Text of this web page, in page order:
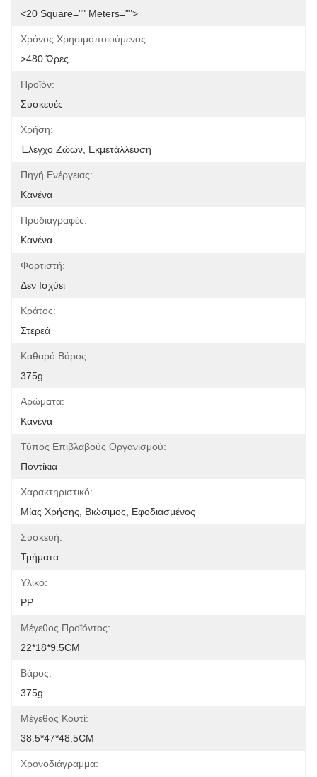
<20 Square="" Meters="">
Χρόνος Χρησιμοποιούμενος:
>480 Ώρες
Προϊόν:
Συσκευές
Χρήση:
Έλεγχο Ζώων, Εκμετάλλευση
Πηγή Ενέργειας:
Κανένα
Προδιαγραφές:
Κανένα
Φορτιστή:
Δεν Ισχύει
Κράτος:
Στερεά
Καθαρό Βάρος:
375g
Αρώματα:
Κανένα
Τύπος Επιβλαβούς Οργανισμού:
Ποντίκια
Χαρακτηριστικό:
Μίας Χρήσης, Βιώσιμος, Εφοδιασμένος
Συσκευή:
Τμήματα
Υλικό:
PP
Μέγεθος Προϊόντος:
22*18*9.5CM
Βάρος:
375g
Μέγεθος Κουτί:
38.5*47*48.5CM
Χρονοδιάγραμμα: